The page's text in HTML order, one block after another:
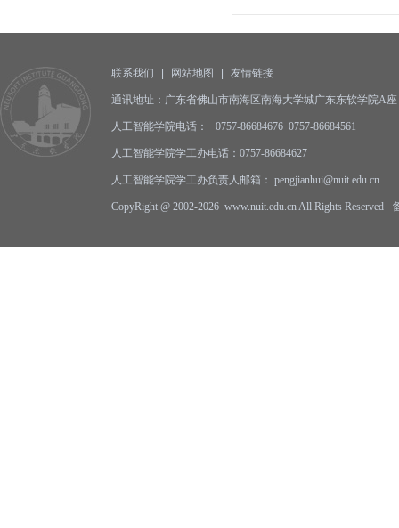
联系我们 网站地图 友情链接
通讯地址：广东省佛山市南海区南海大学城广东东软学院A
人工智能学院电话： 0757-86684676 0757-86684561
人工智能学院学工办电话：0757-86684627
人工智能学院学工办负责人邮箱： pengjianhui@nuit.edu.cn
CopyRight @ 2002-2026 www.nuit.edu.cn All Rights Reserved